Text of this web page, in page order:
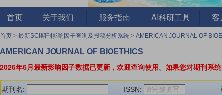
首页 关于我们 服务指南 AI科研工具 客
首页 > 最新SCI期刊影响因子查询及投稿分析系统 > AMERICAN JOURNAL OF
AMERICAN JOURNAL OF BIOETHICS
2026年6月最新影响因子数据已更新，欢迎查询使用。 如果您对期刊系
期刊名: ISSN: